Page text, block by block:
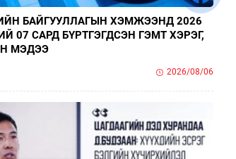
БАЙГУУЛЛАГЫН ХЭМЖЭЭНД 2026
07 САРД БҮРТГЭГДСЭН ГЭМТ ХЭРЭГ,
МЭДЭЭ
2026/08/06